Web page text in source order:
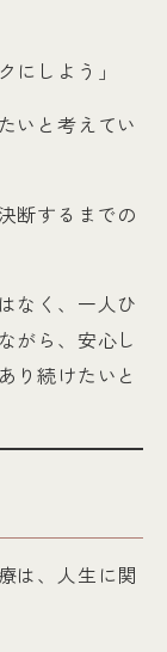
にしよう」
いと考えてい
断するまでの
なく、一人ひ
がら、安心し
り続けたいと
は、人生に関